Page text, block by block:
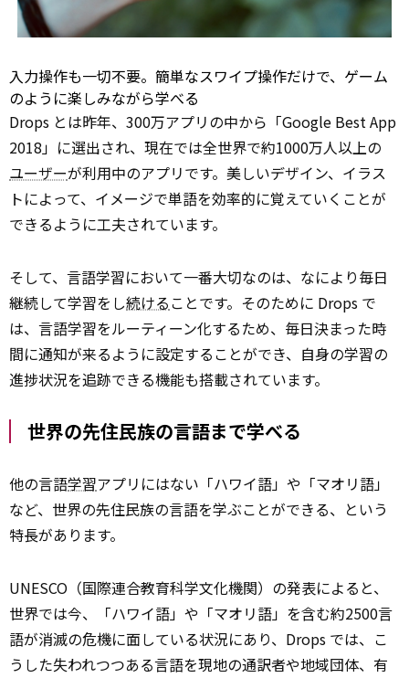
入力操作も一切不要。簡単なスワイプ操作だけで、ゲーム
のように楽しみながら学べる
Drops とは昨年、300万アプリの中から「Google Best App
2018」に選出され、現在では全世界で約1000万人以上の
ユーザーが利用中のアプリです。美しいデザイン、イラス
トによって、イメージで単語を効率的に覚えていくことが
できるように工夫されています。
そして、言語学習において一番大切なのは、なにより毎日
継続して学習をし続けることです。そのために Drops で
は、言語学習をルーティーン化するため、毎日決まった時
間に通知が来るように設定することができ、自身の学習の
進捗状況を追跡できる機能も搭載されています。
世界の先住民族の言語まで学べる
他の言語学習アプリにはない「ハワイ語」や「マオリ語」
など、世界の先住民族の言語を学ぶことができる、という
特長があります。
UNESCO（国際連合教育科学文化機関）の発表によると、
世界では今、「ハワイ語」や「マオリ語」を含む約2500言
語が消滅の危機に面している状況にあり、Drops では、こ
うした失われつつある言語を現地の通訳者や地域団体、有